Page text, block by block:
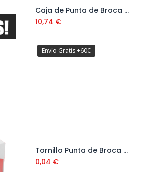
Añadir al carrito
Caja de Punta de Broca Hexagonal DIN 7504K 5,5 mm
10,74 €
Envío Gratis +60€
Añadir al carrito
Tornillo Punta de Broca Autotaladrante DIN 7504N Cabeza Alomada Ø4,2 mm
0,04 €